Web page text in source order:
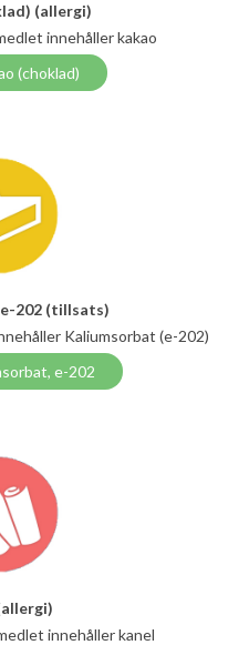
(allergi)
innehåller kakao
(choklad)
202 (tillsats)
Kaliumsorbat (e-202)
e-202
innehåller kanel